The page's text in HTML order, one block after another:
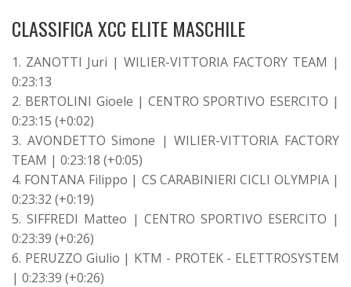
CLASSIFICA XCC ELITE MASCHILE
1. ZANOTTI Juri | WILIER-VITTORIA FACTORY TEAM |
0:23:13
2. BERTOLINI Gioele | CENTRO SPORTIVO ESERCITO |
0:23:15 (+0:02)
3. AVONDETTO Simone | WILIER-VITTORIA FACTORY
TEAM | 0:23:18 (+0:05)
4. FONTANA Filippo | CS CARABINIERI CICLI OLYMPIA |
0:23:32 (+0:19)
5. SIFFREDI Matteo | CENTRO SPORTIVO ESERCITO |
0:23:39 (+0:26)
6. PERUZZO Giulio | KTM - PROTEK - ELETTROSYSTEM
| 0:23:39 (+0:26)